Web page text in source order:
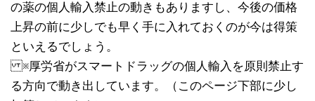
の薬の個人輸入禁止の動きもありますし、今後の価格
上昇の前に少しでも早く手に入れておくのが今は得策
といえるでしょう。
※厚労省がスマートドラッグの個人輸入を原則禁止す
る方向で動き出しています。（このページ下部に少し